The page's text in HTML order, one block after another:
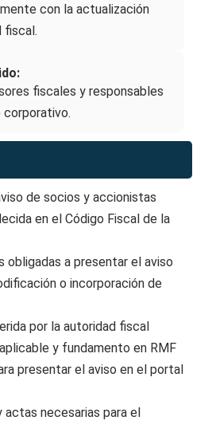
con la actualización
fiscal.
fiscales y responsables
de socios y accionistas
en el Código Fiscal de la
obligadas a presentar el aviso
o incorporación de
por la autoridad fiscal
y fundamento en RMF
presentar el aviso en el portal
actas necesarias para el